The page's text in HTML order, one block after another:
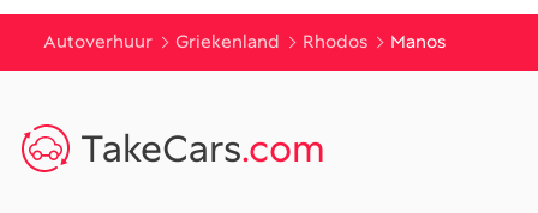
Autoverhuur Griekenland Rhodos Manos
TakeCars.com